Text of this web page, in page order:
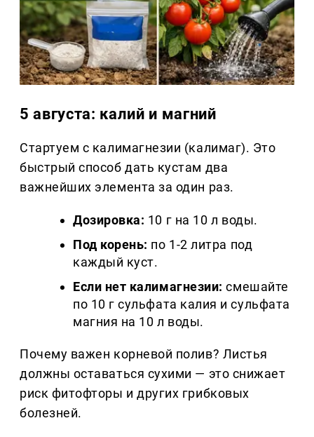
5 августа: калий и магний
Стартуем с калимагнезии (калимаг). Это
быстрый способ дать кустам два
важнейших элемента за один раз.
Дозировка: 10 г на 10 л воды.
Под корень: по 1-2 литра под
каждый куст.
Если нет калимагнезии: смешайте
по 10 г сульфата калия и сульфата
магния на 10 л воды.
Почему важен корневой полив? Листья
должны оставаться сухими — это снижает
риск фитофторы и других грибковых
болезней.